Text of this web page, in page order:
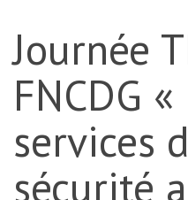
Journée
FNCDG «
services
sécurité